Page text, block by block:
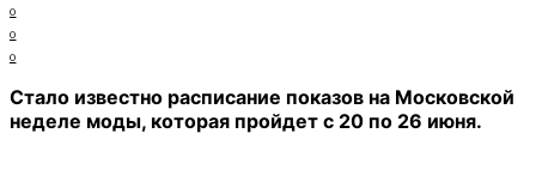
0
0
0
Стало известно расписание показов на Московской
неделе моды, которая пройдет с 20 по 26 июня.